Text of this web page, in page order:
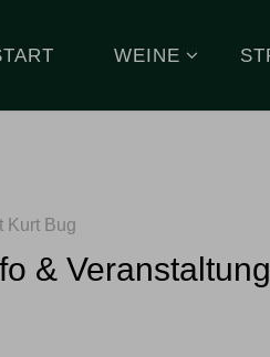
WEINE
Kurt Bug
&